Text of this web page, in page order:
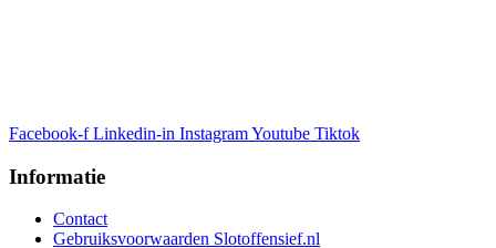
Facebook-f Linkedin-in InstagramYoutube Tiktok
Informatie
Contact
Gebruiksvoorwaarden Slotoffensief.nl